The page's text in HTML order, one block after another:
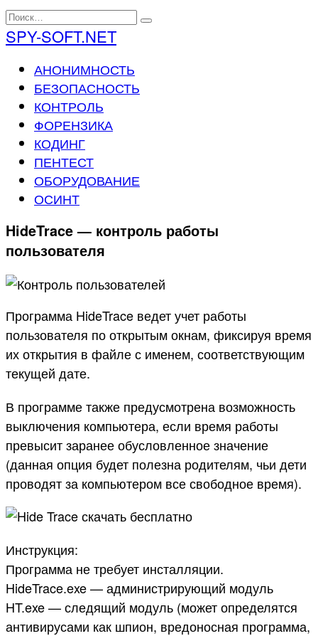
Перейти
к
содержанию
Search
for:
SPY-SOFT.NET
АНОНИМНОСТЬ
БЕЗОПАСНОСТЬ
КОНТРОЛЬ
ФОРЕНЗИКА
КОДИНГ
ПЕНТЕСТ
ОБОРУДОВАНИЕ
ОСИНТ
HideTrace — контроль работы
пользователя
Программа HideTrace ведет учет работы
пользователя по открытым окнам, фиксируя время
их открытия в файле с именем, соответствующим
текущей дате.
В программе также предусмотрена возможность
выключения компьютера, если время работы
превысит заранее обусловленное значение
(данная опция будет полезна родителям, чьи дети
проводят за компьютером все свободное время).
Инструкция:
Программа не требует инсталляции.
HideTrace.exe — администрирующий модуль
HT.exe — следящий модуль (может определятся
антивирусами как шпион, вредоносная программа,